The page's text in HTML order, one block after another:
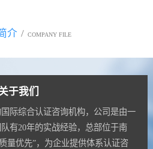
介 / COMPANY FILE
于我们
际综合认证咨询机构，公司是由一
有20年的实战经验，总部位于南
量优先”，为企业提供体系认证咨